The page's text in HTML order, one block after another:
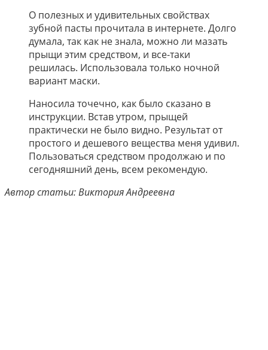
О полезных и удивительных свойствах
зубной пасты прочитала в интернете. Долго
думала, так как не знала, можно ли мазать
прыщи этим средством, и все-таки
решилась. Использовала только ночной
вариант маски.
Наносила точечно, как было сказано в
инструкции. Встав утром, прыщей
практически не было видно. Результат от
простого и дешевого вещества меня удивил.
Пользоваться средством продолжаю и по
сегодняшний день, всем рекомендую.
Автор статьи: Виктория Андреевна